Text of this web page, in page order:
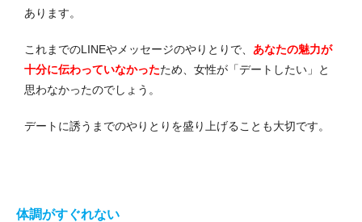
あります。
これまでのLINEやメッセージのやりとりで、 あなたの魅力が
十分に伝わっていなかったため、女性が「デートしたい」と
思わなかったのでしょう。
デートに誘うまでのやりとりを盛り上げることも大切です。
体調がすぐれない